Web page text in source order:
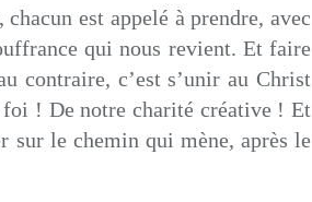
est appelé à prendre, avec
qui nous revient. Et faire
contraire, c’est s’unir au Christ
! De notre charité créative ! Et
sur le chemin qui mène, après le